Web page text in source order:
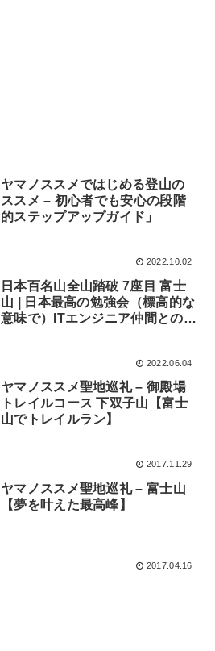
ヤマノススメではじめる登山の
ススメ – 初心者でも安心の段階
的ステップアップガイド」
2022.10.02
日本百名山全山踏破 7座目 富士
山 | 日本最高の勉強会（標高的な
意味で）ITエンジニア仲間との
2022.06.04
ヤマノススメ聖地巡礼 – 御殿場
トレイルコース 下双子山【富士
山でトレイルラン】
2017.11.29
ヤマノススメ聖地巡礼 – 富士山
【夢を叶えた最高峰】
2017.04.16